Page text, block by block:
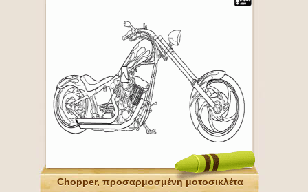
Chopper, προσαρμοσμένη μοτοσικλέτα